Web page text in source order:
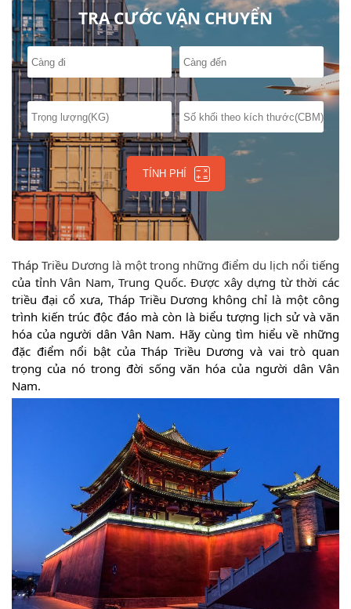
TRA CƯỚC VẬN CHUYỂN
TÍNH PHÍ
Tháp Triều Dương là một trong những điểm du lịch nổi tiếng
của tỉnh Vân Nam, Trung Quốc. Được xây dựng từ thời các
triều đại cổ xưa, Tháp Triều Dương không chỉ là một công
trình kiến trúc độc đáo mà còn là biểu tượng lịch sử và văn
hóa của người dân Vân Nam. Hãy cùng tìm hiểu về những
đặc điểm nổi bật của Tháp Triều Dương và vai trò quan
trọng của nó trong đời sống văn hóa của người dân Vân
Nam.